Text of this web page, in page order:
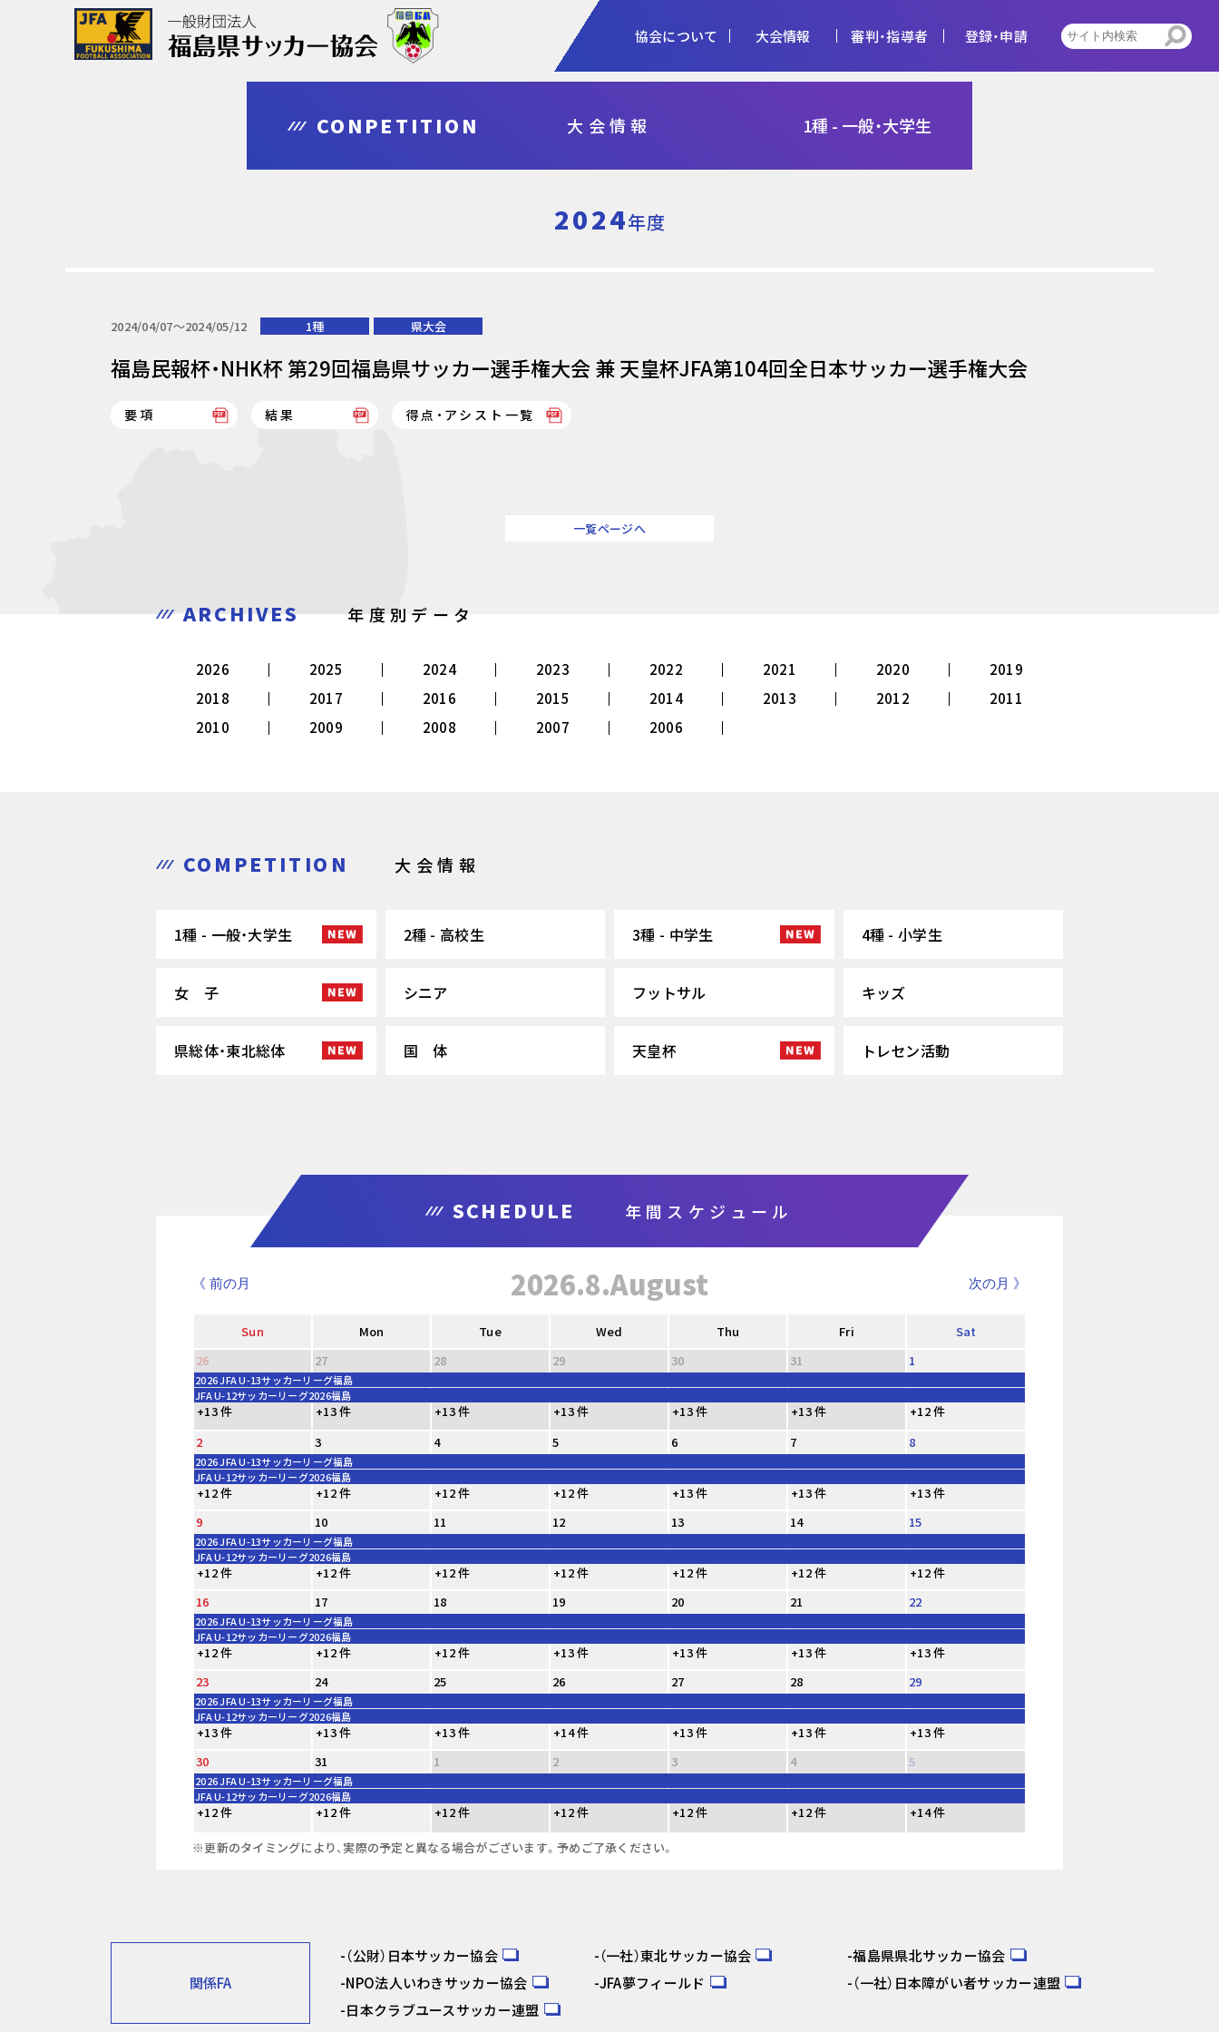
協会について
協会について 協会概要 予算・決算 事業計画・報告 ビジョン
大会情報
女子
シニア
キッズ
県総体・東北総体
国体 天皇杯 トレセン活動
審判・指導者
審判・指導者 審判 指導者
登録・申請
加盟登録 各種申請
CONPETITION 大会情報 1種 - 一般・大学生
2024年度
2024/04/07〜2024/05/12 1種 県大会
福島民報杯・NHK杯 第29回福島県サッカー選手権大会 兼 天皇杯JFA第104回全日本サッカー選手権大会
要項 結果 得点・アシスト一覧
一覧ページへ
ARCHIVES 年度別データ
2026 2025 2024 2023 2022 2021 2020
2019
2018
2017 2016 2015 2014 2013 2012
2011
2010
2009 2008 2007 2006
COMPETITION 大会情報
1種 - 一般・大学生 2種 - 高校生 3種 - 中学生 4種 - 小学生
女 子 シニア フットサル キッズ
県総体・東北総体 国 体 天皇杯 トレセン活動
SCHEDULE 年間スケジュール
《 前の月 次の月 》
2026.8.August
Sun Mon Tue Wed Thu Fri
Sat
26
27 28 29 30 31 1
2026 JFA U-13サッカーリーグ福島
JFA U-12サッカーリーグ2026福島
+13 件 +13 件 +13 件 +13 件 +13 件 +13 件
+12 件
2
3 4 5 6 7 8
2026 JFA U-13サッカーリーグ福島
JFA U-12サッカーリーグ2026福島
+12 件 +12 件 +12 件 +12 件 +13 件 +13 件
+13 件
9
10 11 12 13 14 15
2026 JFA U-13サッカーリーグ福島
JFA U-12サッカーリーグ2026福島
+12 件 +12 件 +12 件 +12 件 +12 件 +12 件
+12 件
16
17 18 19 20 21 22
2026 JFA U-13サッカーリーグ福島
JFA U-12サッカーリーグ2026福島
+12 件 +12 件 +12 件 +13 件 +13 件 +13 件
+13 件
23
24 25 26 27 28 29
2026 JFA U-13サッカーリーグ福島
JFA U-12サッカーリーグ2026福島
+13 件 +13 件 +13 件 +14 件 +13 件 +13 件
+13 件
30
31 1 2 3 4 5
2026 JFA U-13サッカーリーグ福島
JFA U-12サッカーリーグ2026福島
+12 件 +12 件 +12 件 +12 件 +12 件 +12 件 +14 件
※更新のタイミングにより、実際の予定と異なる場合がございます。予めご了承ください。
関係FA
（公財）日本サッカー協会 （一社）東北サッカー協会
福島県県北サッカー協会
NPO法人いわきサッカー協会
JFA夢フィールド
（一社）日本障がい者サッカー連盟
日本クラブユースサッカー連盟